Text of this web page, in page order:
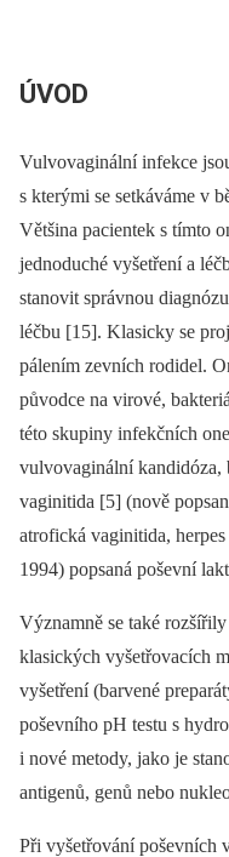
ÚVOD
Vulvovaginální infekce
s kterými se setkáváme v
Většina pacientek s tímto
jednoduché vyšetření a
stanovit správnou
léčbu [15]. Klasicky se
pálením zevních rodidel.
původce na virové,
této skupiny infekčních
vulvovaginální
vaginitida [5] (nově
atrofická vaginitida,
1994) popsaná poševní
Významně se také
klasických vyšetřovacích
vyšetření (barvené
poševního pH testu s
i nové metody, jako je
antigenů, genů nebo
Při vyšetřování poševních